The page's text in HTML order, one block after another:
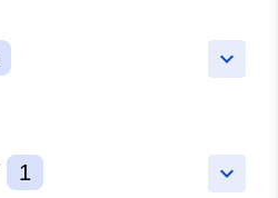
keyboard_arrow_down
keyboard_arrow_down
1